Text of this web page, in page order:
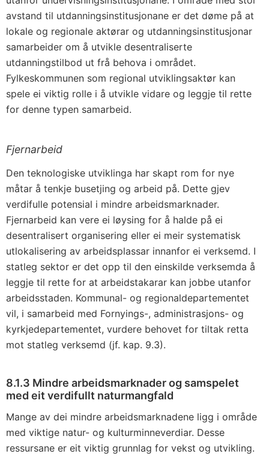
avstand til utdanningsinstitusjonane er det døme på at
lokale og regionale aktørar og utdanningsinstitusjonar
samarbeider om å utvikle desentraliserte
utdanningstilbod ut frå behova i området.
Fylkeskommunen som regional utviklingsaktør kan
spele ei viktig rolle i å utvikle vidare og leggje til rette
for denne typen samarbeid.
Fjernarbeid
Den teknologiske utviklinga har skapt rom for nye
måtar å tenkje busetjing og arbeid på. Dette gjev
verdifulle potensial i mindre arbeidsmarknader.
Fjernarbeid kan vere ei løysing for å halde på ei
desentralisert organisering eller ei meir systematisk
utlokalisering av arbeidsplassar innanfor ei verksemd. I
statleg sektor er det opp til den einskilde verksemda å
leggje til rette for at arbeidstakarar kan jobbe utanfor
arbeidsstaden. Kommunal- og regionaldepartementet
vil, i samarbeid med Fornyings-, administrasjons- og
kyrkjedepartementet, vurdere behovet for tiltak retta
mot statleg verksemd (jf. kap. 9.3).
8.1.3 Mindre arbeidsmarknader og samspelet
med eit verdifullt naturmangfald
Mange av dei mindre arbeidsmarknadene ligg i område
med viktige natur- og kulturminneverdiar. Desse
ressursane er eit viktig grunnlag for vekst og utvikling.